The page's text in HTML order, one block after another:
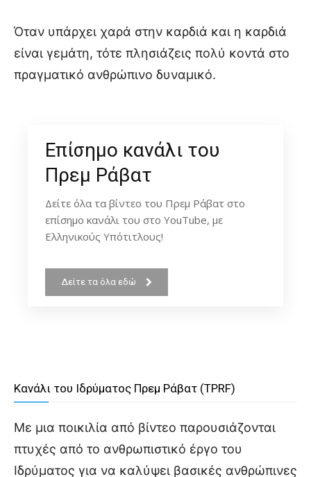
Όταν υπάρχει χαρά στην καρδιά και η καρδιά
είναι γεμάτη, τότε πλησιάζεις πολύ κοντά στο
πραγματικό ανθρώπινο δυναμικό.
Επίσημο κανάλι του
Πρεμ Ράβατ
Δείτε όλα τα βίντεο του Πρεμ Ράβατ στο
επίσημο κανάλι του στο YouTube, με
Ελληνικούς Υπότιτλους!
Δείτε τα όλα εδώ
Κανάλι του Ιδρύματος Πρεμ Ράβατ (TPRF)
Με μια ποικιλία από βίντεο παρουσιάζονται
πτυχές από το ανθρωπιστικό έργο του
Ιδρύματος για να καλύψει βασικές ανθρώπινες